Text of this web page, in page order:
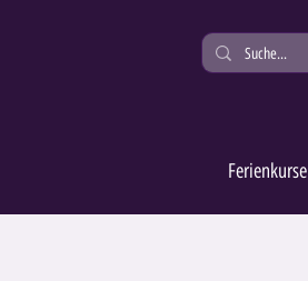
Ferienkurse